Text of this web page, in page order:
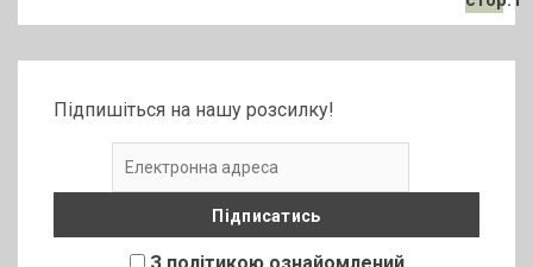
Підпишіться на нашу розсилку!
З політикою ознайомлений